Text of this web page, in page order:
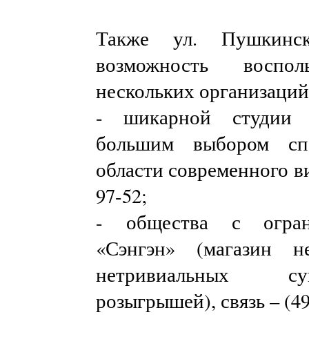
Также ул.
возможность
нескольких
- шикарной студии
большим выбором
области современного
97-52;
- общества с
«Сэнгэн» (магазин
нетривиальных
розыгрышей), связь –